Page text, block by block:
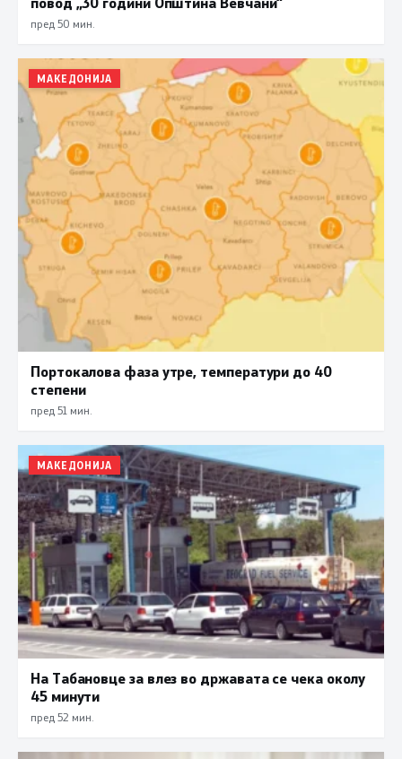
пред 50 мин.
МАКЕДОНИЈА
Портокалова фаза утре, температури до 40
степени
пред 51 мин.
МАКЕДОНИЈА
На Табановце за влез во државата се чека околу
45 минути
пред 52 мин.